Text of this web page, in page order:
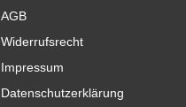
AGB
Widerrufsrecht
Impressum
Datenschutzerklärung